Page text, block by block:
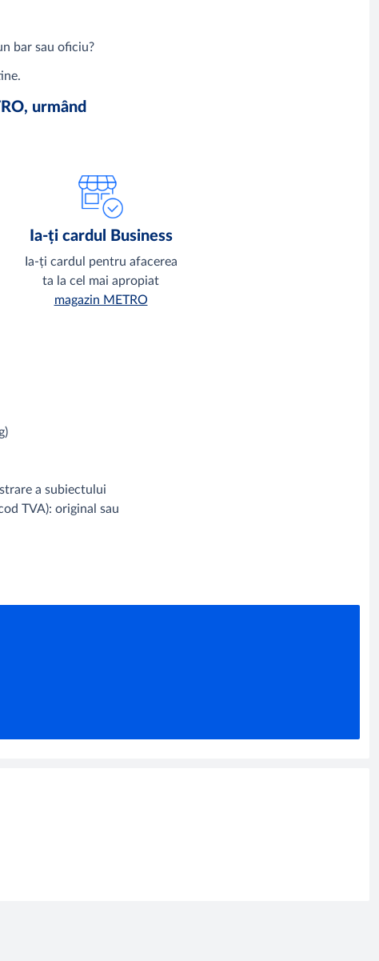
bar sau oficiu?
urmând
Ia-ți cardul Business
Ia-ți cardul pentru afacerea
ta la cel mai apropiat
magazin METRO
a subiectului
TVA): original sau